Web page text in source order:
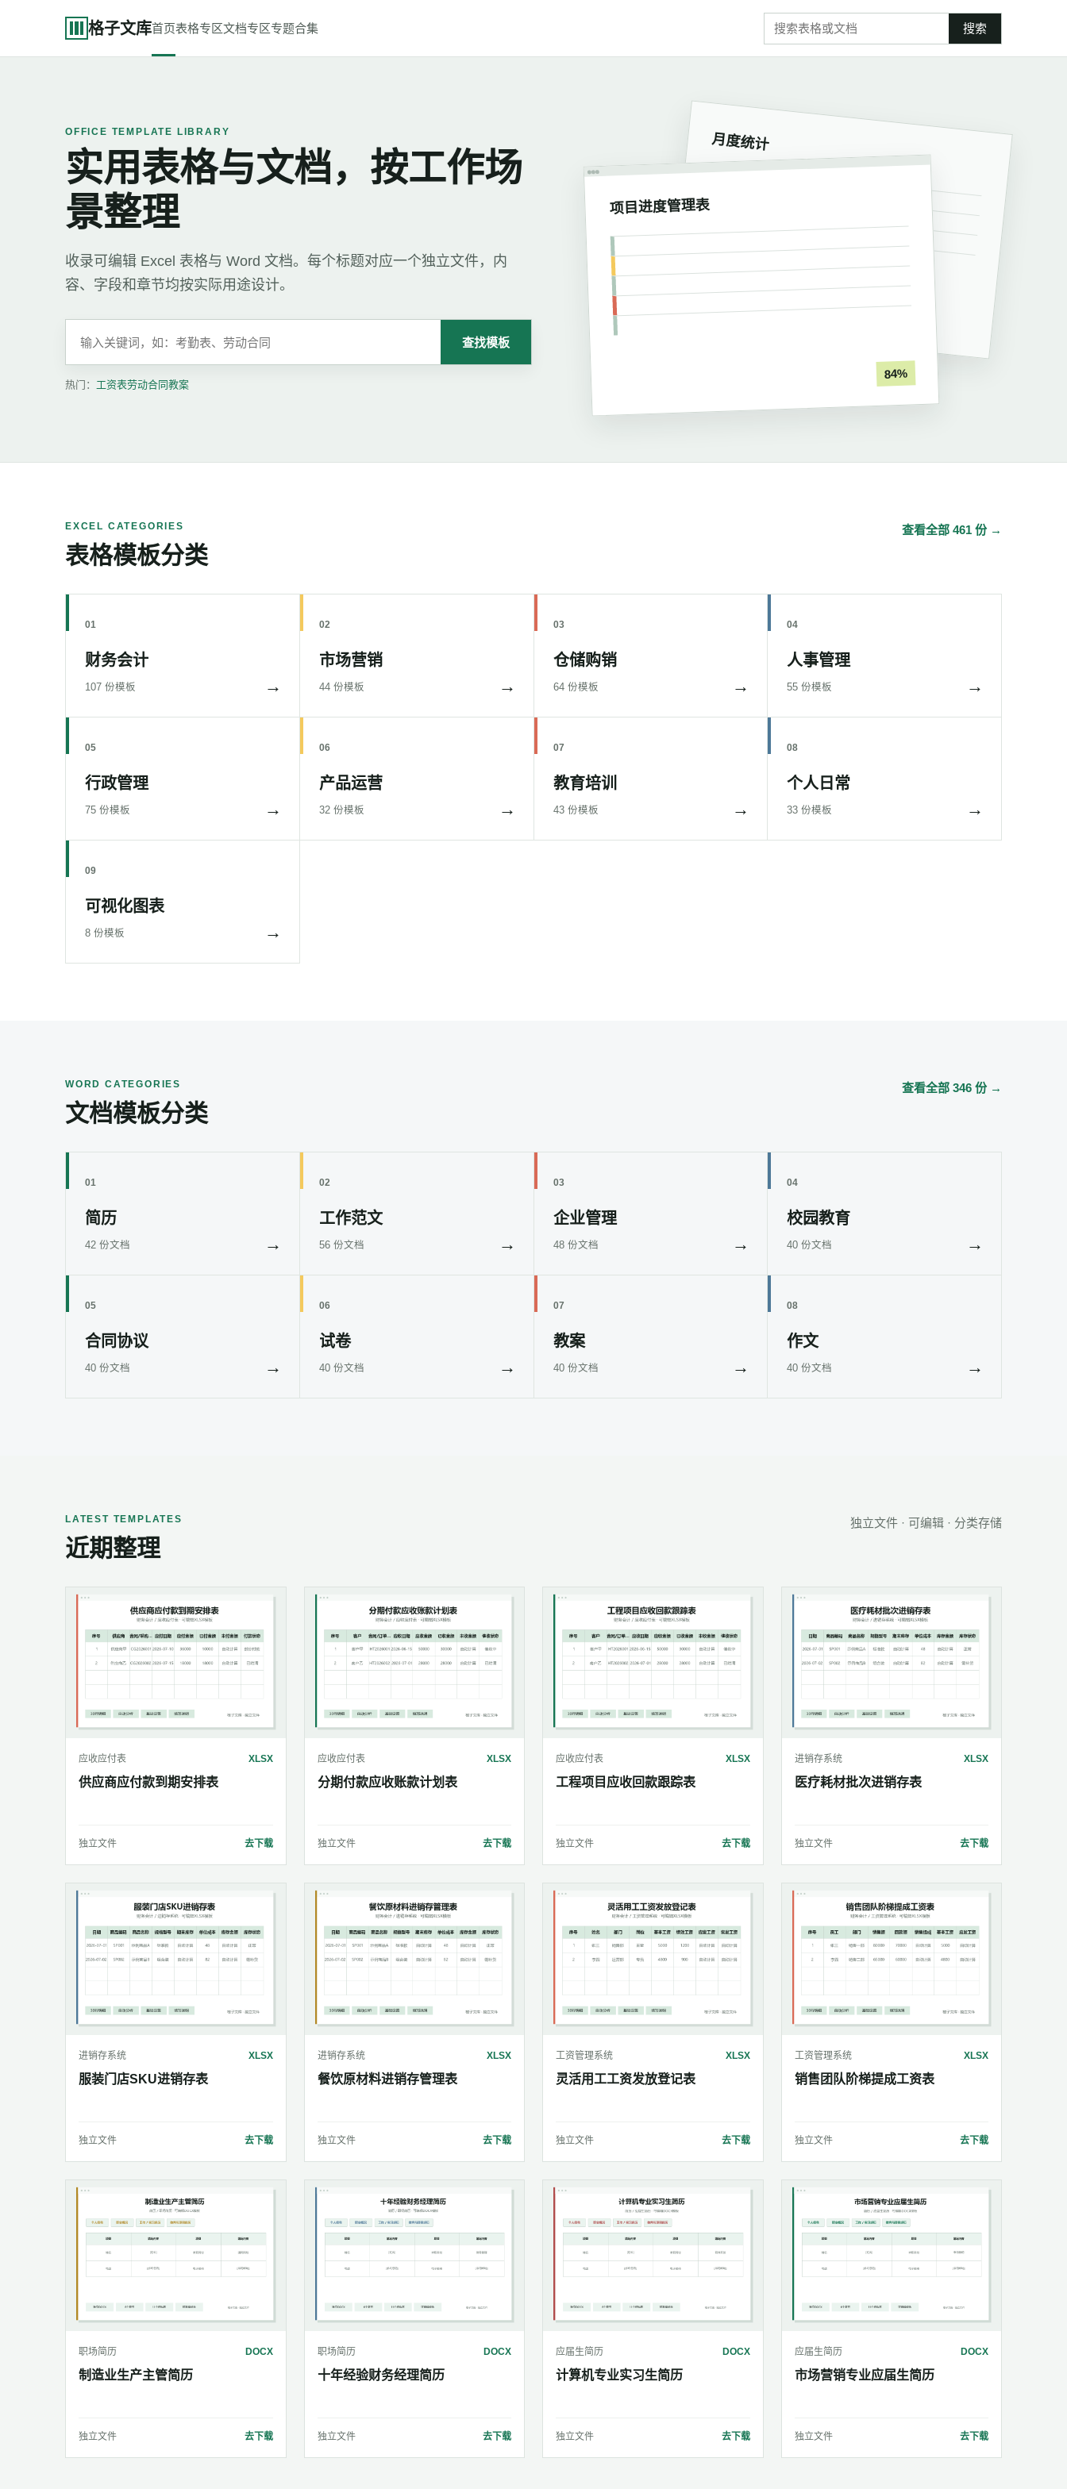
格子文库首页表格专区文档专区专题合集 搜索
OFFICE TEMPLATE LIBRARY
实用表格与文档，按工作场
景整理
收录可编辑 Excel 表格与 Word 文档。每个标题对应一个独立文件，内
容、字段和章节均按实际用途设计。
查找模板
热门： 工资表劳动合同教案
月度统计
项目进度管理表
84%
EXCEL CATEGORIES
表格模板分类
查看全部 461 份 →
01
财务会计
107 份模板 →
02
市场营销
44 份模板 →
03
仓储购销
64 份模板 →
04
人事管理
55 份模板 →
05
行政管理
75 份模板 →
06
产品运营
32 份模板 →
07
教育培训
43 份模板 →
08
个人日常
33 份模板 →
09
可视化图表
8 份模板 →
WORD CATEGORIES
文档模板分类
查看全部 346 份 →
01
简历
42 份文档 →
02
工作范文
56 份文档 →
03
企业管理
48 份文档 →
04
校园教育
40 份文档 →
05
合同协议
40 份文档 →
06
试卷
40 份文档 →
07
教案
40 份文档 →
08
作文
40 份文档 →
LATEST TEMPLATES
近期整理
独立文件 · 可编辑 · 分类存储
应收应付表 XLSX
供应商应付款到期安排表
独立文件 去下载
应收应付表 XLSX
分期付款应收账款计划表
独立文件 去下载
应收应付表 XLSX
工程项目应收回款跟踪表
独立文件 去下载
进销存系统 XLSX
医疗耗材批次进销存表
独立文件 去下载
进销存系统 XLSX
服装门店SKU进销存表
独立文件 去下载
进销存系统 XLSX
餐饮原材料进销存管理表
独立文件 去下载
工资管理系统 XLSX
灵活用工工资发放登记表
独立文件 去下载
工资管理系统 XLSX
销售团队阶梯提成工资表
独立文件 去下载
职场简历 DOCX
制造业生产主管简历
独立文件 去下载
职场简历 DOCX
十年经验财务经理简历
独立文件 去下载
应届生简历 DOCX
计算机专业实习生简历
独立文件 去下载
应届生简历 DOCX
市场营销专业应届生简历
独立文件 去下载